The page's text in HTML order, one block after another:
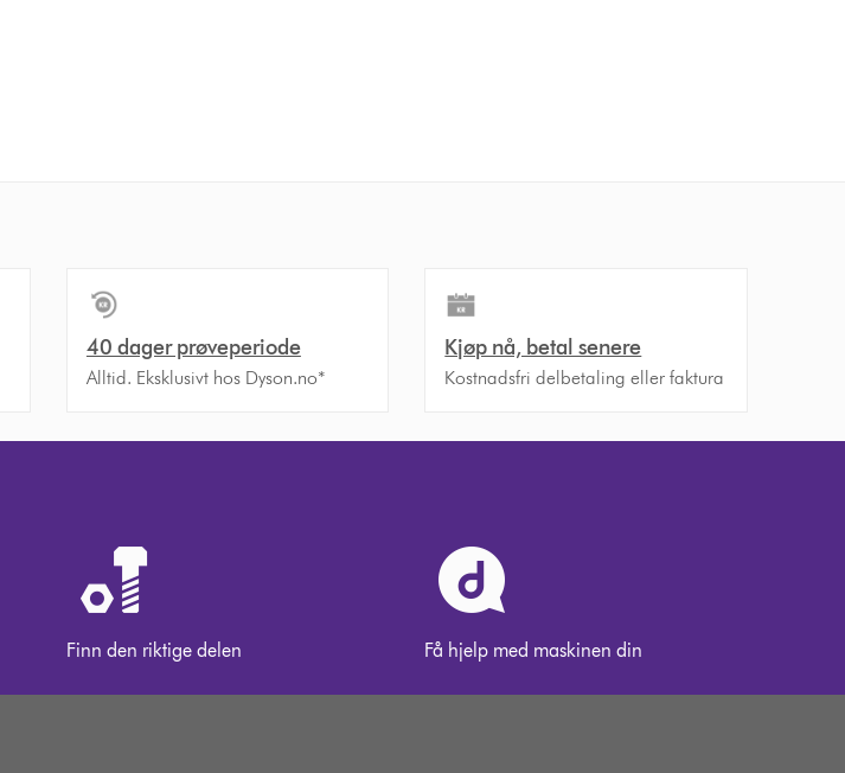
40 dager prøveperiode
Alltid. Eksklusivt hos Dyson.no*
Kjøp nå, betal senere
Kostnadsfri delbetaling eller faktura
Finn den riktige delen Få hjelp med maskinen din